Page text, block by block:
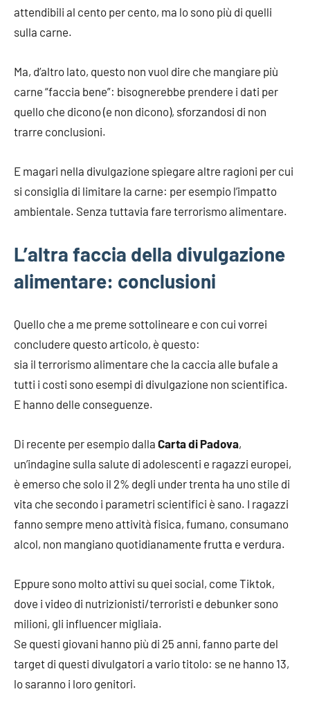
attendibili al cento per cento, ma lo sono più di quelli
sulla carne.
Ma, d’altro lato, questo non vuol dire che mangiare più
carne “faccia bene”: bisognerebbe prendere i dati per
quello che dicono (e non dicono), sforzandosi di non
trarre conclusioni.
E magari nella divulgazione spiegare altre ragioni per cui
si consiglia di limitare la carne: per esempio l’impatto
ambientale. Senza tuttavia fare terrorismo alimentare.
L’altra faccia della divulgazione
alimentare: conclusioni
Quello che a me preme sottolineare e con cui vorrei
concludere questo articolo, è questo:
sia il terrorismo alimentare che la caccia alle bufale a
tutti i costi sono esempi di divulgazione non scientifica.
E hanno delle conseguenze.
Di recente per esempio dalla Carta di Padova,
un’indagine sulla salute di adolescenti e ragazzi europei,
è emerso che solo il 2% degli under trenta ha uno stile di
vita che secondo i parametri scientifici è sano. I ragazzi
fanno sempre meno attività fisica, fumano, consumano
alcol, non mangiano quotidianamente frutta e verdura.
Eppure sono molto attivi su quei social, come Tiktok,
dove i video di nutrizionisti/terroristi e debunker sono
milioni, gli influencer migliaia.
Se questi giovani hanno più di 25 anni, fanno parte del
target di questi divulgatori a vario titolo: se ne hanno 13,
lo saranno i loro genitori.